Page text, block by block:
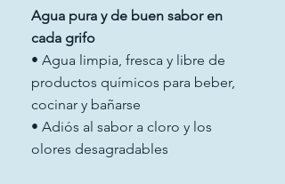
Agua pura y de buen sabor en
cada grifo
• Agua limpia, fresca y libre de
productos químicos para beber,
cocinar y bañarse
• Adiós al sabor a cloro y los
olores desagradables